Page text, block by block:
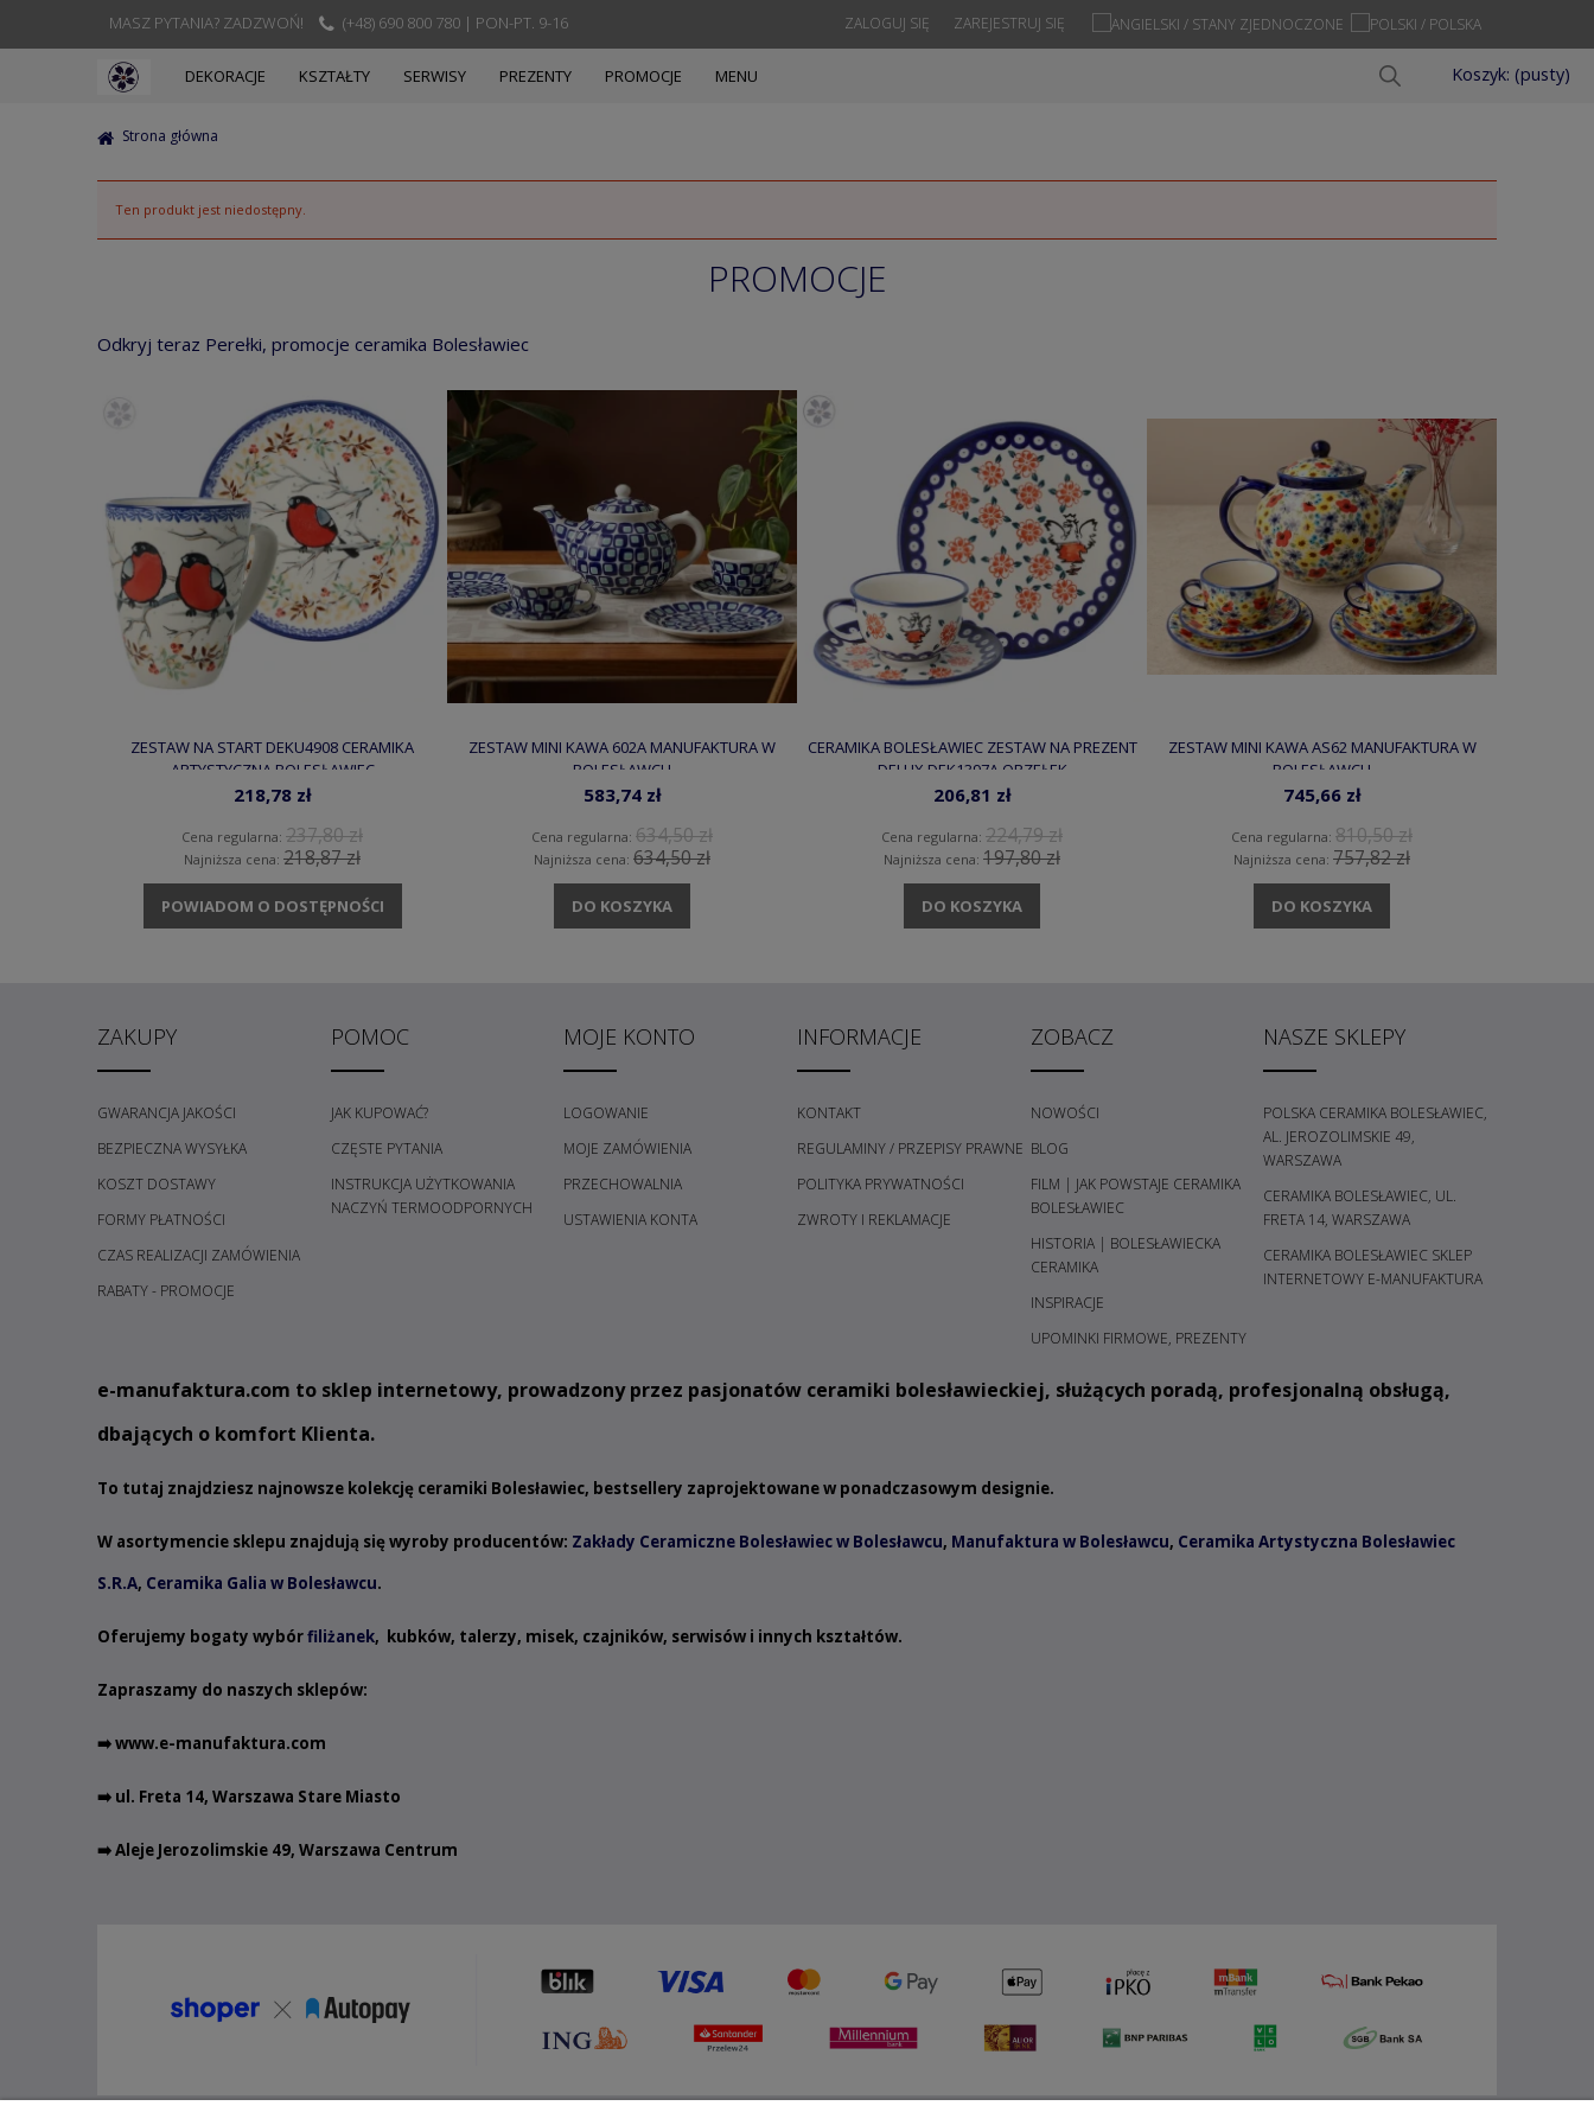
MASZ PYTANIA? ZADZWOŃ! (+48) 690 800 780 | PON-PT. 9-16 ZAREJESTRUJ SIĘ
ZALOGUJ SIĘ
Koszyk: (pusty)
DEKORACJE KSZTAŁTY SERWISY PREZENTY PROMOCJE MENU
Strona główna
Ten produkt jest niedostępny.
PROMOCJE
Odkryj teraz Perełki, promocje ceramika Bolesławiec
ZESTAW NA START DEKU4908 CERAMIKA
ARTYSTYCZNA BOLESŁAWIEC
218,78 zł
Cena regularna: 237,80 zł
Najniższa cena: 218,87 zł
POWIADOM O DOSTĘPNOŚCI
ZESTAW MINI KAWA 602A MANUFAKTURA W
BOLESŁAWCU
583,74 zł
Cena regularna: 634,50 zł
Najniższa cena: 634,50 zł
DO KOSZYKA
CERAMIKA BOLESŁAWIEC ZESTAW NA PREZENT
DELUX DEK1397A ORZEŁEK
206,81 zł
Cena regularna: 224,79 zł
Najniższa cena: 197,80 zł
DO KOSZYKA
ZESTAW MINI KAWA AS62 MANUFAKTURA W
BOLESŁAWCU
745,66 zł
Cena regularna: 810,50 zł
Najniższa cena: 757,82 zł
DO KOSZYKA
ZAKUPY
GWARANCJA JAKOŚCI
BEZPIECZNA WYSYŁKA
KOSZT DOSTAWY
FORMY PŁATNOŚCI
CZAS REALIZACJI ZAMÓWIENIA
RABATY - PROMOCJE
POMOC
JAK KUPOWAĆ?
CZĘSTE PYTANIA
INSTRUKCJA UŻYTKOWANIA
NACZYŃ TERMOODPORNYCH
MOJE KONTO
LOGOWANIE
MOJE ZAMÓWIENIA
PRZECHOWALNIA
USTAWIENIA KONTA
INFORMACJE
KONTAKT
REGULAMINY / PRZEPISY PRAWNE
POLITYKA PRYWATNOŚCI
ZWROTY I REKLAMACJE
ZOBACZ
NOWOŚCI
BLOG
FILM | JAK POWSTAJE CERAMIKA
BOLESŁAWIEC
HISTORIA | BOLESŁAWIECKA
CERAMIKA
INSPIRACJE
UPOMINKI FIRMOWE, PREZENTY
NASZE SKLEPY
POLSKA CERAMIKA BOLESŁAWIEC,
AL. JEROZOLIMSKIE 49,
WARSZAWA
CERAMIKA BOLESŁAWIEC, UL.
FRETA 14, WARSZAWA
CERAMIKA BOLESŁAWIEC SKLEP
INTERNETOWY E-MANUFAKTURA
e-manufaktura.com to sklep internetowy, prowadzony przez pasjonatów ceramiki bolesławieckiej, służących poradą, profesjonalną obsługą,
dbających o komfort Klienta.
To tutaj znajdziesz najnowsze kolekcję ceramiki Bolesławiec, bestsellery zaprojektowane w ponadczasowym designie.
W asortymencie sklepu znajdują się wyroby producentów: Zakłady Ceramiczne Bolesławiec w Bolesławcu, Manufaktura w Bolesławcu, Ceramika Artystyczna Bolesławiec
S.R.A, Ceramika Galia w Bolesławcu.
Oferujemy bogaty wybórfiliżanek, kubków, talerzy, misek, czajników, serwisów i innych kształtów.
Zapraszamy do naszych sklepów:
➡️www.e-manufaktura.com
➡️ ul. Freta 14, Warszawa Stare Miasto
➡️ Aleje Jerozolimskie 49, Warszawa Centrum